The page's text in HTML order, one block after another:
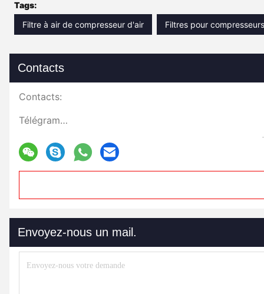
Tags:
Filtre à air de compresseur d'air
Filtres pour
Contacts
Contacts:
Télégramme:
Envoyez-nous un mail.